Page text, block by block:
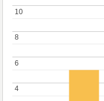
4
4
6
6
8
8
10
10